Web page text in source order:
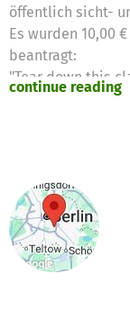
öffentlich sicht-
Es wurden 10,00
beantragt:
"Tear down this
continue reading